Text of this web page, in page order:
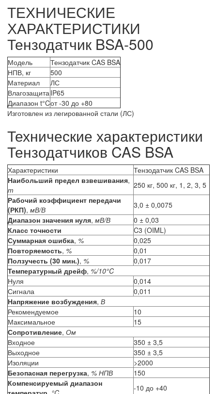
ТЕХНИЧЕСКИЕ
ХАРАКТЕРИСТИКИ
Тензодатчик BSA-500
Модель
Тензодатчик CAS BSA
НПВ, кг
500
Материал
ЛС
ВлагозащитаIP65
Диапазон t°Cот -30 до +80
Изготовлен из легированной стали (ЛС)
Технические характеристики
Тензодатчиков CAS BSA
Характеристики
Тензодатчик CAS BSA
Наибольший предел взвешивания,
т
250 кг, 500 кг, 1, 2, 3, 5
Рабочий коэффициент передачи
(РКП), мВ/В
3,0 ± 0,0075
Диапазон значения нуля, мВ/В
0 ± 0,03
Класс точности
C3 (OIML)
Суммарная ошибка, %
0,025
Повторяемость, %
0,01
Ползучесть (30 мин.), %
0,017
Температурный дрейф, %/10°C
Нуля
0,014
Сигнала
0,011
Напряжение возбуждения, В
Рекомендуемое
10
Максимальное
15
Сопротивление, Ом
Входное
350 ± 3,5
Выходное
350 ± 3,5
Изоляции
>2000
Безопасная перегрузка, % НПВ
150
Компенсируемый диапазон
-10 до +40